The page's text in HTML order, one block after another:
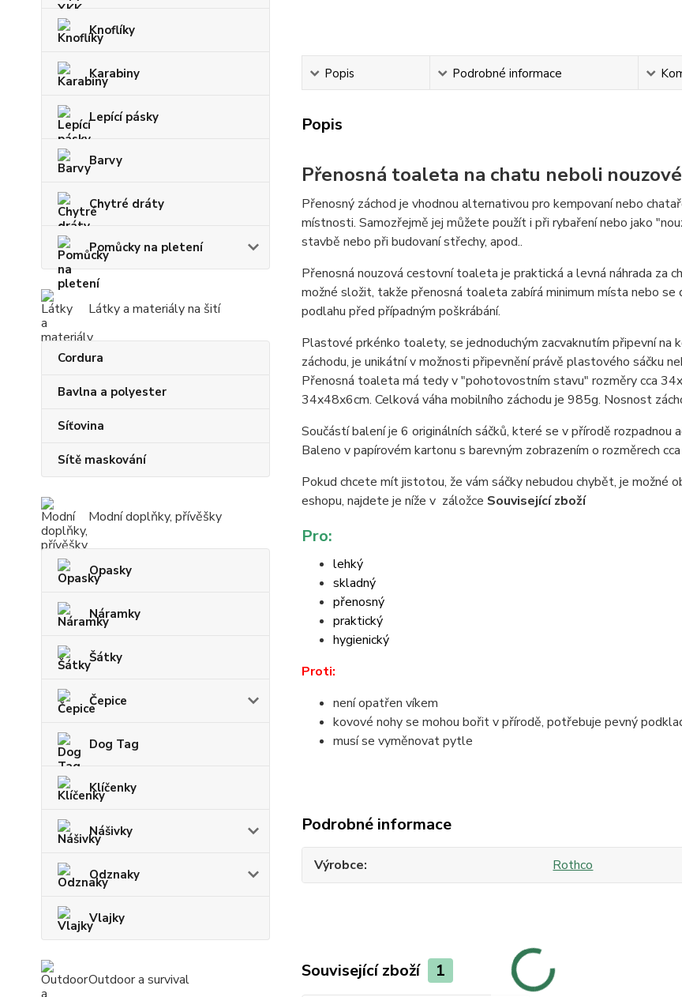
Knoflíky
Karabiny
Lepící pásky
Barvy
Chytré dráty
Pomůcky na pletení
Látky a materiály na šití
Cordura
Bavlna a polyester
Síťovina
Sítě maskování
Modní doplňky, přívěšky
Opasky
Náramky
Šátky
Čepice
Dog Tag
Klíčenky
Nášivky
Odznaky
Vlajky
Outdoor a survival
Popis Podrobné informace
Popis
Přenosná toaleta na chatu neboli
Přenosný záchod je vhodnou alternativou pro kempovaní nebo
místnosti. Samozřejmě jej můžete použít i při rybaření nebo jako
stavbě nebo při budovaní střechy, apod..
Přenosná nouzová cestovní toaleta je praktická a levná náhrada za
možné složit, takže přenosná toaleta zabírá minimum místa nebo
podlahu před případným poškrábání.
Plastové prkénko toalety, se jednoduchým zacvaknutím připevní na
záchodu, je unikátní v možnosti připevnění právě plastového sáčku
Přenosná toaleta má tedy v "pohotovostním stavu" rozměry cca
34x48x6cm. Celková váha mobilního záchodu je 985g. Nosnost
Součástí balení je 6 originálních sáčků, které se v přírodě rozpadnou
Baleno v papírovém kartonu s barevným zobrazením o rozměrech
Pokud chcete mít jistotou, že vám sáčky nebudou chybět, je možné
eshopu, najdete je níže v záložce Související zboží
Pro:
lehký
skladný
přenosný
praktický
hygienický
Proti:
není opatřen víkem
kovové nohy se mohou bořit v přírodě, potřebuje pevný
musí se vyměnovat pytle
Podrobné informace
Výrobce Rothco
Související zboží 1